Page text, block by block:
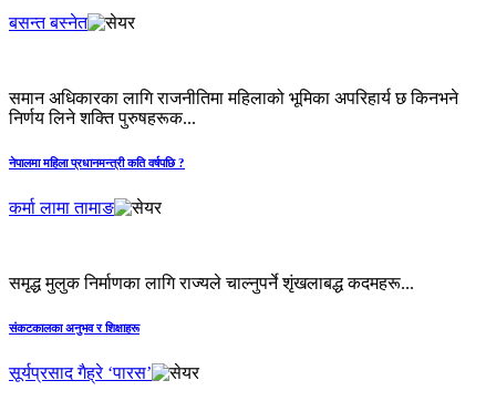
बसन्त बस्नेत
समान अधिकारका लागि राजनीतिमा महिलाको भूमिका अपरिहार्य छ किनभने
निर्णय लिने शक्ति पुरुषहरूक...
नेपालमा महिला प्रधानमन्त्री कति वर्षपछि ?
कर्मा लामा तामाङ
समृद्ध मुलुक निर्माणका लागि राज्यले चाल्नुपर्ने शृंखलाबद्ध कदमहरू...
संकटकालका अनुभव र शिक्षाहरू
सूर्यप्रसाद गैह्रे ‘पारस’